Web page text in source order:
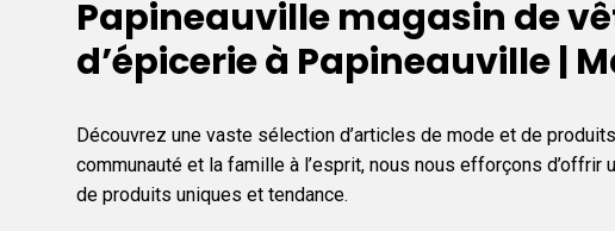
Papineauville magasin de
d’épicerie à Papineauville |
Découvrez une vaste sélection d’articles de mode et de
communauté et la famille à l’esprit, nous nous efforçons
de produits uniques et tendance.